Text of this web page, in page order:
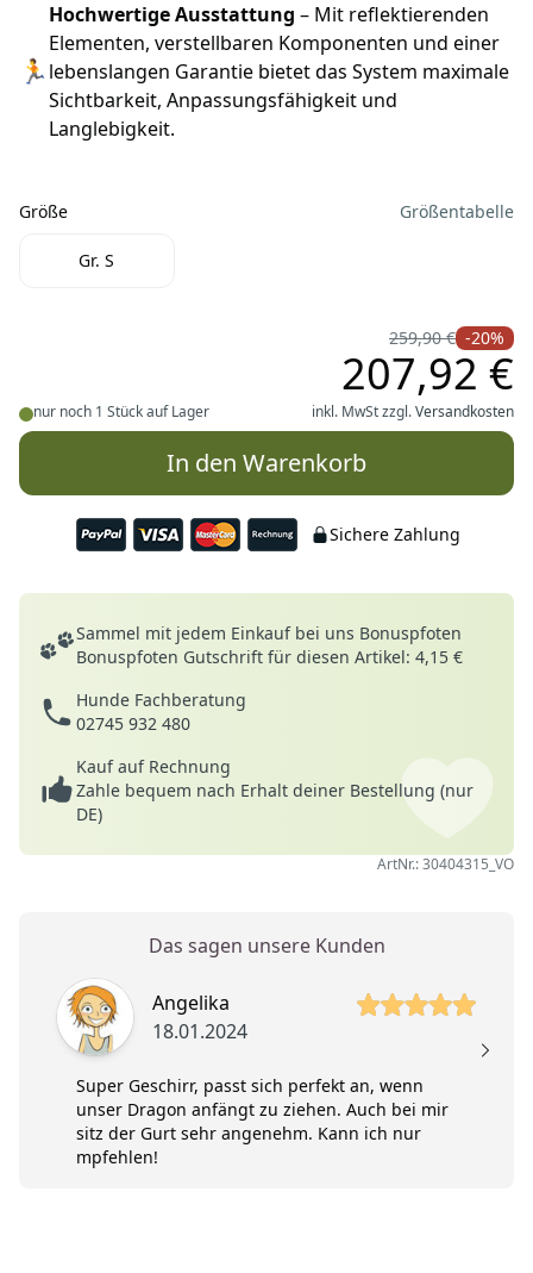
🏃
Hochwertige Ausstattung – Mit reflektierenden
Elementen, verstellbaren Komponenten und einer
lebenslangen Garantie bietet das System maximale
Sichtbarkeit, Anpassungsfähigkeit und
Langlebigkeit.
Größe Größentabelle
Gr. S
nur noch 1 Stück auf Lager
259,90 € -20%
207,92 €
inkl. MwSt zzgl.Versandkosten
In den Warenkorb
Sichere Zahlung
Deine Vorteile
Sammel mit jedem Einkauf bei uns Bonuspfoten
Bonuspfoten Gutschrift für diesen Artikel: 4,15 €
Hunde Fachberatung
02745 932 480
Kauf auf Rechnung
Zahle bequem nach Erhalt deiner Bestellung (nur
DE)
ArtNr.: 30404315_VO
Das sagen unsere Kunden
Angelika
18.01.2024
5 von 5 Sterne
Super Geschirr, passt sich perfekt an, wenn
unser Dragon anfängt zu ziehen. Auch bei mir
sitz der Gurt sehr angenehm. Kann ich nur
mpfehlen!